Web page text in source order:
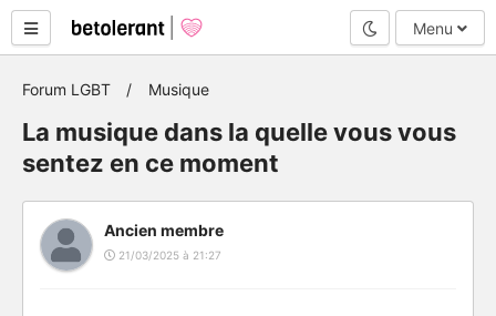
Mode nuit
Menu
Forum LGBT Musique
La musique dans la quelle vous vous
sentez en ce moment
Ancien membre
21/03/2025 à 21:27